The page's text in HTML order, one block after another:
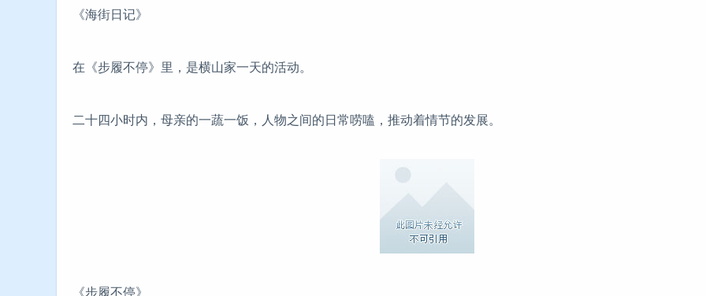
《海街日记》
在《步履不停》里，是横山家一天的活动。
二十四小时内，母亲的一蔬一饭，人物之间的日常唠嗑，推动着情节的发展。
《步履不停》